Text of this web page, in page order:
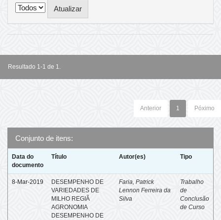
Resultado 1-1 de 1.
Anterior 1 Póximo
Conjunto de itens:
Data do
documento
Título Autor(es) Tipo
8-Mar-2019
DESEMPENHO DE
VARIEDADES DE
MILHO REGIÃ
AGRONOMIA
DESEMPENHO DE
Faria, Patrick
Lennon Ferreira da
Silva
Trabalho
de
Conclusão
de Curso